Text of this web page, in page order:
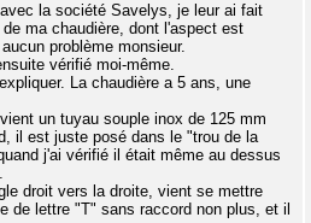
la société Savelys, je leur ai fait
ma chaudière, dont l'aspect est
problème monsieur.
vérifié moi-même.
La chaudière a 5 ans, une
un tuyau souple inox de 125 mm
il est juste posé dans le "trou de la
j'ai vérifié il était même au dessus
droit vers la droite, vient se mettre
de lettre "T" sans raccord non plus, et il